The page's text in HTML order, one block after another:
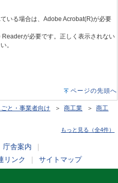
いる場合は、Adobe Acrobat(R)が必要
が必要です。正しく表示されない
。
ページの先頭へ
と・事業者向け ＞商工業 ＞商工
もっと見る（全4件）
庁舎案内
リンク サイトマップ